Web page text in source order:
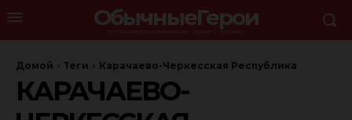
ОбычныеГерои
Домой Теги Карачаево-Черкесская Республика
КАРАЧАЕВО-